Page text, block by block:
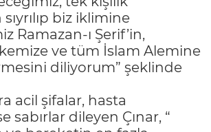
biz iklimine
Ramazan-ı Şerif’in,
ve tüm İslam Alemine
diliyorum” şeklinde
acil şifalar, hasta
sabırlar dileyen Çınar, “